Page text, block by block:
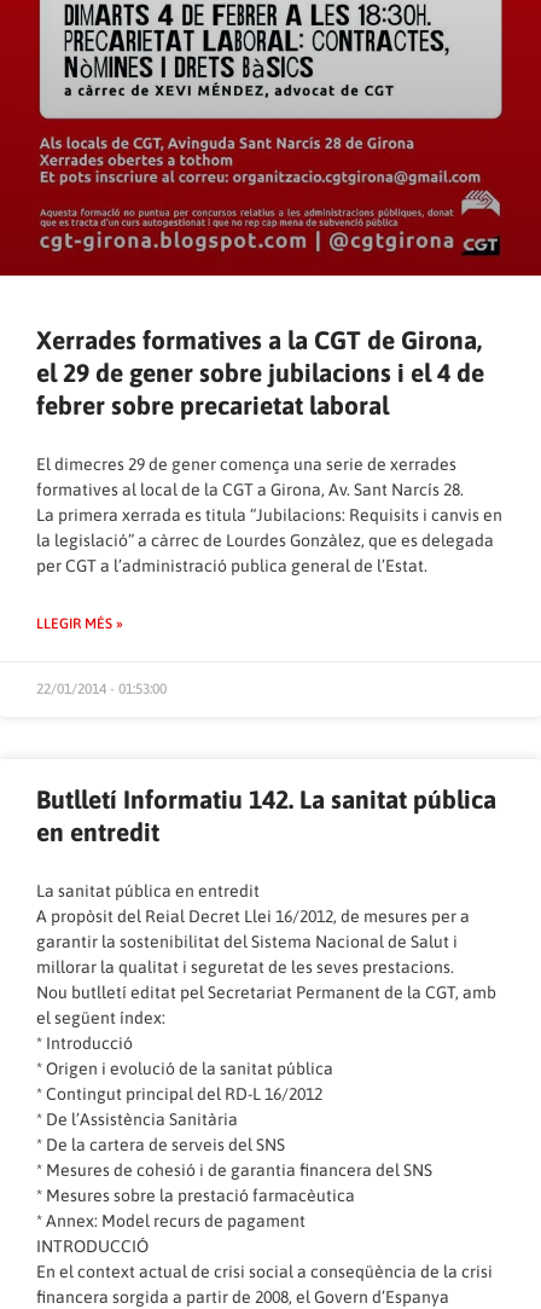
Xerrades formatives a la CGT de Girona,
el 29 de gener sobre jubilacions i el 4 de
febrer sobre precarietat laboral
El dimecres 29 de gener comença una serie de xerrades
formatives al local de la CGT a Girona, Av. Sant Narcís 28.
La primera xerrada es titula “Jubilacions: Requisits i canvis en
la legislació” a càrrec de Lourdes Gonzàlez, que es delegada
per CGT a l’administració publica general de l’Estat.
LLEGIR MÉS »
22/01/2014 - 01:53:00
Butlletí Informatiu 142. La sanitat pública
en entredit
La sanitat pública en entredit
A propòsit del Reial Decret Llei 16/2012, de mesures per a
garantir la sostenibilitat del Sistema Nacional de Salut i
millorar la qualitat i seguretat de les seves prestacions.
Nou butlletí editat pel Secretariat Permanent de la CGT, amb
el següent índex:
* Introducció
* Origen i evolució de la sanitat pública
* Contingut principal del RD-L 16/2012
* De l’Assistència Sanitària
* De la cartera de serveis del SNS
* Mesures de cohesió i de garantia financera del SNS
* Mesures sobre la prestació farmacèutica
* Annex: Model recurs de pagament
INTRODUCCIÓ
En el context actual de crisi social a conseqüència de la crisi
financera sorgida a partir de 2008, el Govern d’Espanya